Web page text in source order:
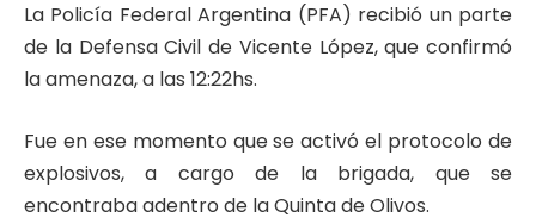
La Policía Federal Argentina (PFA) recibió un parte
de la Defensa Civil de Vicente López, que confirmó
la amenaza, a las 12:22hs.
Fue en ese momento que se activó el protocolo de
explosivos, a cargo de la brigada, que se
encontraba adentro de la Quinta de Olivos.